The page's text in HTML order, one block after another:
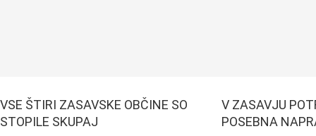
VSE ŠTIRI ZASAVSKE OBČINE SO
STOPILE SKUPAJ
V ZASAVJU
POSEBNA